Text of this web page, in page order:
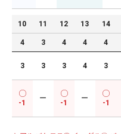
10 11 12 13 14
4 3 4 4 4
3 3 3 4 3
-1
ー
-1
ー
-1